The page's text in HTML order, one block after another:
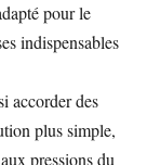
pour le
indispensables
accorder des
plus simple,
pressions du